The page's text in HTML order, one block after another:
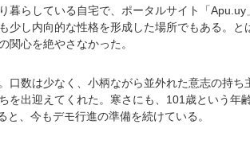
らしている自宅で、ポータルサイト「Apu.uy
し内向的な性格を形成した場所でもある。と
関心を絶やさなかった。
数は少なく、小柄ながら並外れた意志の持ち
出迎えてくれた。寒さにも、101歳という年
、今もデモ行進の準備を続けている。